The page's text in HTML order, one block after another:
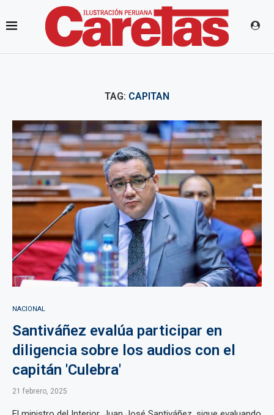
TAG: CAPITAN
NACIONAL
Santiváñez evalúa participar en
diligencia sobre los audios con el
capitán 'Culebra'
21 febrero, 2025